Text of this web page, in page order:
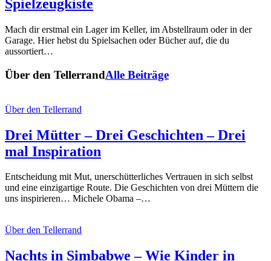
Spielzeugkiste
Mach dir erstmal ein Lager im Keller, im Abstellraum oder in der
Garage. Hier hebst du Spielsachen oder Bücher auf, die du
aussortiert…
Über den TellerrandAlle Beiträge
Über den Tellerrand
Drei Mütter – Drei Geschichten – Drei
mal Inspiration
Entscheidung mit Mut, unerschütterliches Vertrauen in sich selbst
und eine einzigartige Route. Die Geschichten von drei Müttern die
uns inspirieren… Michele Obama –…
Über den Tellerrand
Nachts in Simbabwe – Wie Kinder in